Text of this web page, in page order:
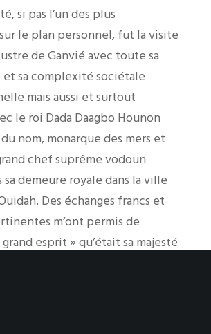
si pas l’un des plus
le plan personnel, fut la visite
de Ganvié avec toute sa
sa complexité sociétale
mais aussi et surtout
le roi Dada Daagbo Hounon
nom, monarque des mers et
chef suprême vodoun
sa demeure royale dans la ville
Des échanges francs et
m’ont permis de
esprit » qu’était sa majesté